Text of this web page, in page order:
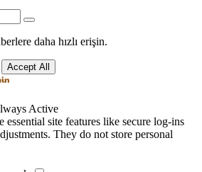
daha hızlı erişin.
Accept All
Active
essential site features like secure log-ins
They do not store personal